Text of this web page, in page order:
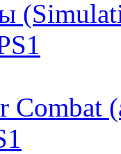
Combat